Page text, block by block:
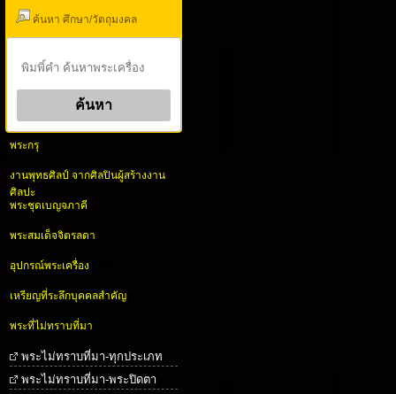
ค้นหา ศึกษา/วัตถุมงคล
พระกรุ
งานพุทธศิลป์ จากศิลปินผู้สร้างงาน
ศิลปะ
พระชุดเบญจภาคี
พระสมเด็จจิตรลดา
อุปกรณ์พระเครื่อง
เหรียญที่ระลึกบุคคลสำคัญ
พระที่ไม่ทราบที่มา
พระไม่ทราบที่มา-ทุกประเภท
พระไม่ทราบที่มา-พระปิดตา